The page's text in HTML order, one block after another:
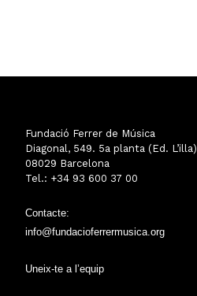
Fundació Ferrer de Música
Diagonal, 549. 5a planta (Ed. L’illa)
08029 Barcelona
Tel.: +34 93 600 37 00
Contacte:
info@fundacioferrermusica.org
Uneix-te a l’equip